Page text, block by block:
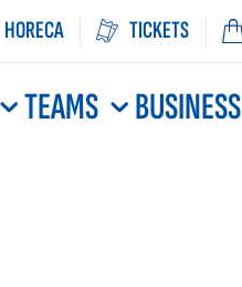
HORECA TICKETS
TEAMS BUSINESS